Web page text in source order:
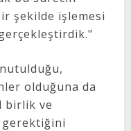
şekilde işlemesi
olduğuna da
birlik ve